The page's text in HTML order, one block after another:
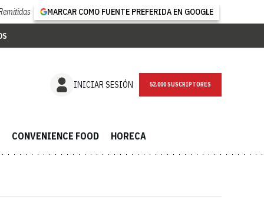
MARCAR COMO FUENTE PREFERIDA EN GOOGLE
INICIAR SESIÓN NEWSLETTER
CONVENIENCE FOOD HORECA